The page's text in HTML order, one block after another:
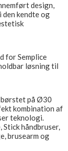
design,
kendte og
for Semplice
løsning til
børstet på Ø30
kombination af
teknologi.
Stick håndbruser,
brusearm og